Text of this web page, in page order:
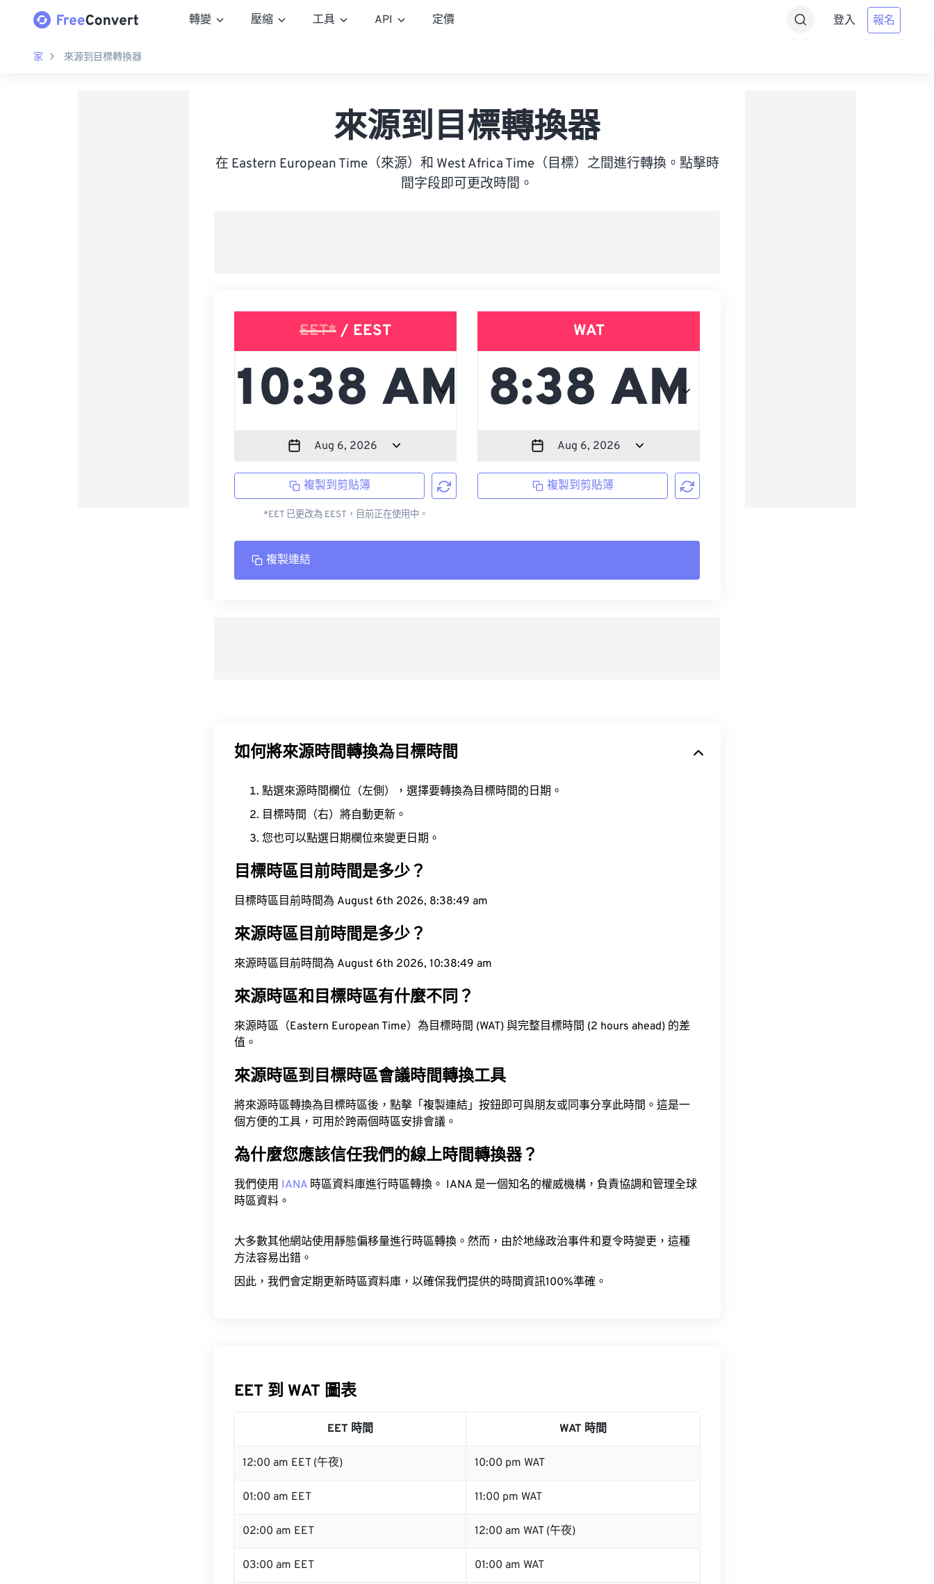
轉變 壓縮 工具 API 定價 登入 報名
家 來源到目標轉換器
來源到目標轉換器
在 Eastern European Time（來源）和 West Africa Time（目標）之間進行轉換。點擊時
間字段即可更改時間。
EET* / EEST
複製到剪貼簿
*EET 已更改為 EEST，目前正在使用中。
WAT
複製到剪貼簿
複製連結
如何將來源時間轉換為目標時間
點選來源時間欄位（左側），選擇要轉換為目標時間的日期。
目標時間（右）將自動更新。
您也可以點選日期欄位來變更日期。
目標時區目前時間是多少？
目標時區目前時間為 August 6th 2026, 8:38:50 am
來源時區目前時間是多少？
來源時區目前時間為 August 6th 2026, 10:38:50 am
來源時區和目標時區有什麼不同？
來源時區（Eastern European Time）為目標時間 (WAT) 與完整目標時間 (2 hours ahead) 的差
值。
來源時區到目標時區會議時間轉換工具
將來源時區轉換為目標時區後，點擊「複製連結」按鈕即可與朋友或同事分享此時間。這是一
個方便的工具，可用於跨兩個時區安排會議。
為什麼您應該信任我們的線上時間轉換器？
我們使用 IANA 時區資料庫進行時區轉換。 IANA 是一個知名的權威機構，負責協調和管理全球
時區資料。
大多數其他網站使用靜態偏移量進行時區轉換。然而，由於地緣政治事件和夏令時變更，這種
方法容易出錯。
因此，我們會定期更新時區資料庫，以確保我們提供的時間資訊100%準確。
EET 到 WAT 圖表
EET 時間 WAT 時間
12:00 am EET (午夜) 10:00 pm WAT
01:00 am EET 11:00 pm WAT
02:00 am EET 12:00 am WAT (午夜)
03:00 am EET 01:00 am WAT